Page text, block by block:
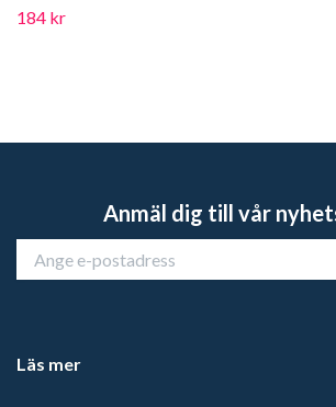
184 kr
Anmäl dig till vår
Läs mer